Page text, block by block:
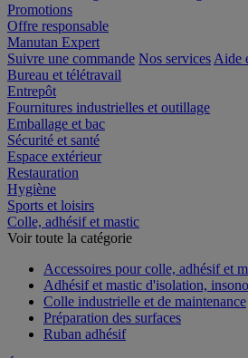
Promotions
Offre responsable
Manutan Expert
Suivre une commande Nos services Aide
Bureau et télétravail
Entrepôt
Fournitures industrielles et outillage
Emballage et bac
Sécurité et santé
Espace extérieur
Restauration
Hygiène
Sports et loisirs
Colle, adhésif et mastic
Voir toute la catégorie
Accessoires pour colle, adhésif et
Adhésif et mastic d'isolation,
Colle industrielle et de maintenance
Préparation des surfaces
Ruban adhésif